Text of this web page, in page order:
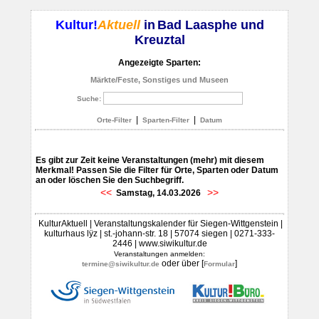
Kultur!Aktuellin Bad Laasphe und
Kreuztal
Angezeigte Sparten:
Märkte/Feste, Sonstiges und Museen
Suche:
Orte-Filter Sparten-Filter Datum
Es gibt zur Zeit keine Veranstaltungen (mehr) mit diesem
Merkmal! Passen Sie die Filter für Orte, Sparten oder Datum
an oder löschen Sie den Suchbegriff.
<< Samstag, 14.03.2026 >>
KulturAktuell | Veranstaltungskalender für Siegen-Wittgenstein |
kulturhaus lÿz | st.-johann-str. 18 | 57074 siegen | 0271-333-
2446 | www.siwikultur.de
Veranstaltungen anmelden:
termine@siwikultur.de oder über [Formular]